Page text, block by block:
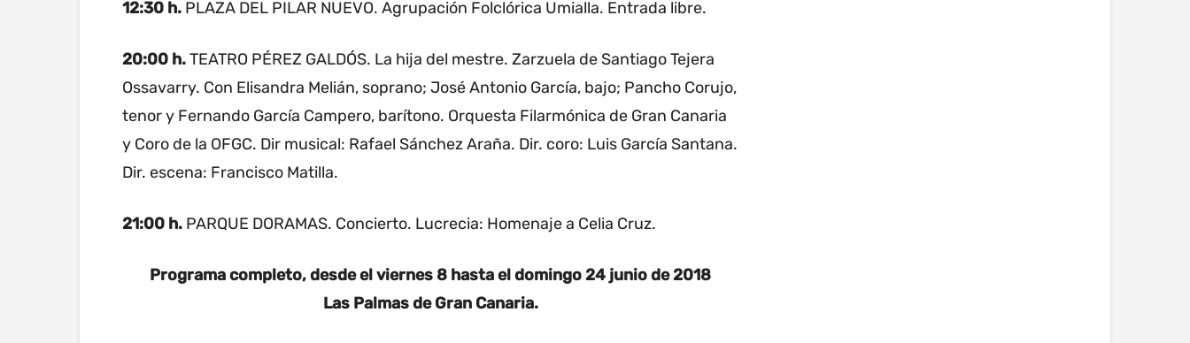
12:30 h. PLAZA DEL PILAR NUEVO. Agrupación Folclórica Umialla. Entrada libre.
20:00 h.TEATRO PÉREZ GALDÓS. La hija del mestre. Zarzuela de Santiago Tejera
Ossavarry. Con Elisandra Melián, soprano; José Antonio García, bajo; Pancho Corujo,
tenor y Fernando García Campero, barítono. Orquesta Filarmónica de Gran Canaria
y Coro de la OFGC. Dir musical: Rafael Sánchez Araña. Dir. coro: Luis García Santana.
Dir. escena: Francisco Matilla.
21:00 h. PARQUE DORAMAS. Concierto. Lucrecia: Homenaje a Celia Cruz.
Programa completo, desde el viernes 8 hasta el domingo 24 junio de 2018
Las Palmas de Gran Canaria.